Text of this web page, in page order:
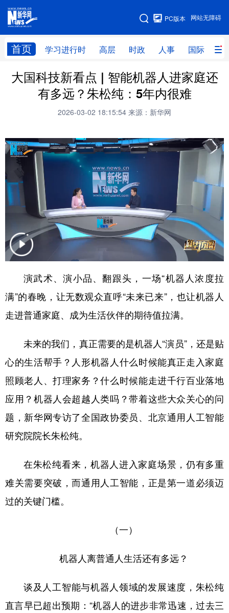
网站无障碍
PC版本
首页 学习进行时 高层 时政 人事 国际 财
网站地图
学习进行时 高层 时政 人事
国际 财经 网评 港澳
科技 科创 量子 体育
文化 军事
访谈 视频 图片 政务
法律 中央文件 金融 汽车
食品 人居 信息化 数字经济
学术中国 溯源中国
彩票 娱乐 时尚 悦读
公益 一带一路 亚太网
北京 天津 河北 山西
辽宁 吉林 上海 江苏
浙江 安徽
山东 河南 湖北 湖南
广东 广西 海南 重庆
四川
多语种频道
English Español Français عربى
大国科技新看点 | 智能机器人进家庭还
有多远？朱松纯：5年内很难
2026-03-02 18:15:54 来源：新华网
演武术、演小品、翻跟头，一场“机器人浓度拉
满”的春晚，让无数观众直呼“未来已来”，也让机器人
走进普通家庭、成为生活伙伴的期待值拉满。
未来的我们，真正需要的是机器人“演员”，还是贴
心的生活帮手？人形机器人什么时候能真正走入家庭
照顾老人、打理家务？什么时候能走进千行百业落地
应用？机器人会超越人类吗？带着这些大众关心的问
题，新华网专访了全国政协委员、北京通用人工智能
研究院院长朱松纯。
在朱松纯看来，机器人进入家庭场景，仍有多重
难关需要突破，而通用人工智能，正是第一道必须迈
过的关键门槛。
（一）
机器人离普通人生活还有多远？
谈及人工智能与机器人领域的发展速度，朱松纯
直言早已超出预期：“机器人的进步非常迅速，过去三